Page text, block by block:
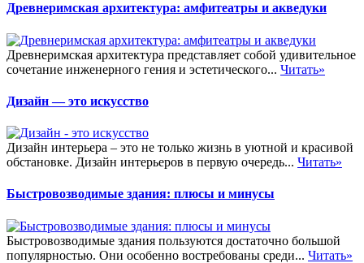
Древнеримская архитектура: амфитеатры и акведуки
Древнеримская архитектура представляет собой удивительное
сочетание инженерного гения и эстетического... Читать»
Дизайн — это искусство
Дизайн интерьера – это не только жизнь в уютной и красивой
обстановке. Дизайн интерьеров в первую очередь... Читать»
Быстровозводимые здания: плюсы и минусы
Быстровозводимые здания пользуются достаточно большой
популярностью. Они особенно востребованы среди... Читать»